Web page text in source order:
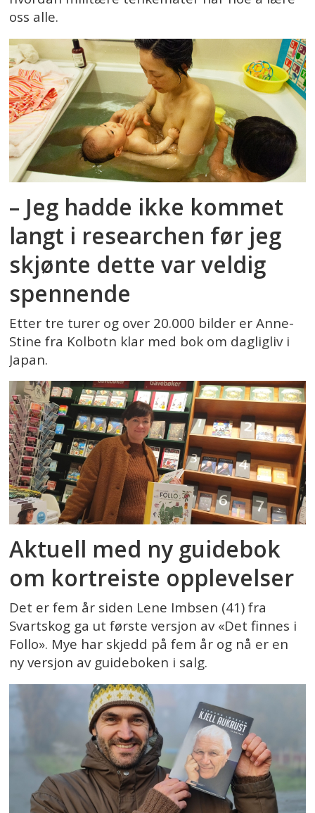
oss alle.
– Jeg hadde ikke kommet
langt i researchen før jeg
skjønte dette var veldig
spennende
Etter tre turer og over 20.000 bilder er Anne-
Stine fra Kolbotn klar med bok om dagligliv i
Japan.
Aktuell med ny guidebok
om kortreiste opplevelser
Det er fem år siden Lene Imbsen (41) fra
Svartskog ga ut første versjon av «Det finnes i
Follo». Mye har skjedd på fem år og nå er en
ny versjon av guideboken i salg.